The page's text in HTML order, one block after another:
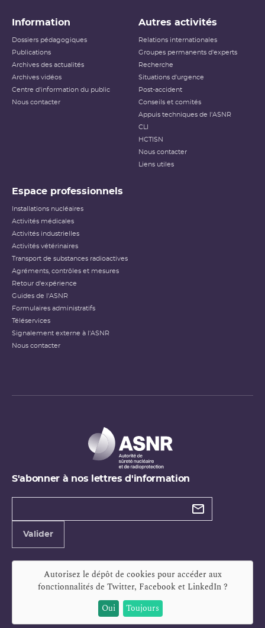
Information
Dossiers pédagogiques
Publications
Archives des actualités
Archives vidéos
Centre d'information du public
Nous contacter
Autres activités
Relations internationales
Groupes permanents d'experts
Recherche
Situations d'urgence
Post-accident
Conseils et comités
Appuis techniques de l'ASNR
CLI
HCTISN
Nous contacter
Liens utiles
Espace professionnels
Installations nucléaires
Activités médicales
Activités industrielles
Activités vétérinaires
Transport de substances radioactives
Agréments, contrôles et mesures
Retour d'expérience
Guides de l'ASNR
Formulaires administratifs
Téléservices
Signalement externe à l'ASNR
Nous contacter
S'abonner à nos lettres d'information
Types de
Valider
Autorisez le dépôt de cookies pour accéder aux
fonctionnalités de Twitter, Facebook et LinkedIn?
Oui
Toujours